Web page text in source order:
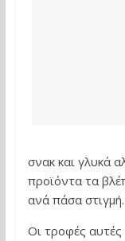
σνακ και γλυκά
προϊόντα τα
ανά πάσα στιγμή.
Οι τροφές αυτές